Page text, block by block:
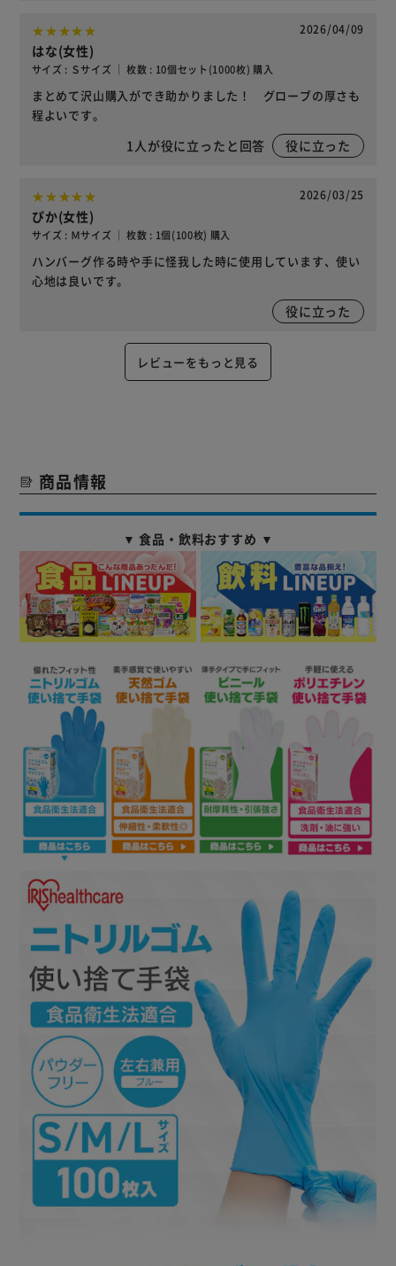
2026/04/09
はな(女性)
サイズ : Ｓサイズ ｜ 枚数 : 10個セット(1000枚) 購入
まとめて沢山購入ができ助かりました！ グローブの厚さも
程よいです。
1 人が役に立ったと回答 役に立った
2026/03/25
ぴか(女性)
サイズ : Ｍサイズ ｜ 枚数 : 1個(100枚) 購入
ハンバーグ作る時や手に怪我した時に使用しています、使い
心地は良いです。
役に立った
レビューをもっと見る
商品情報
▼ 食品・飲料おすすめ ▼